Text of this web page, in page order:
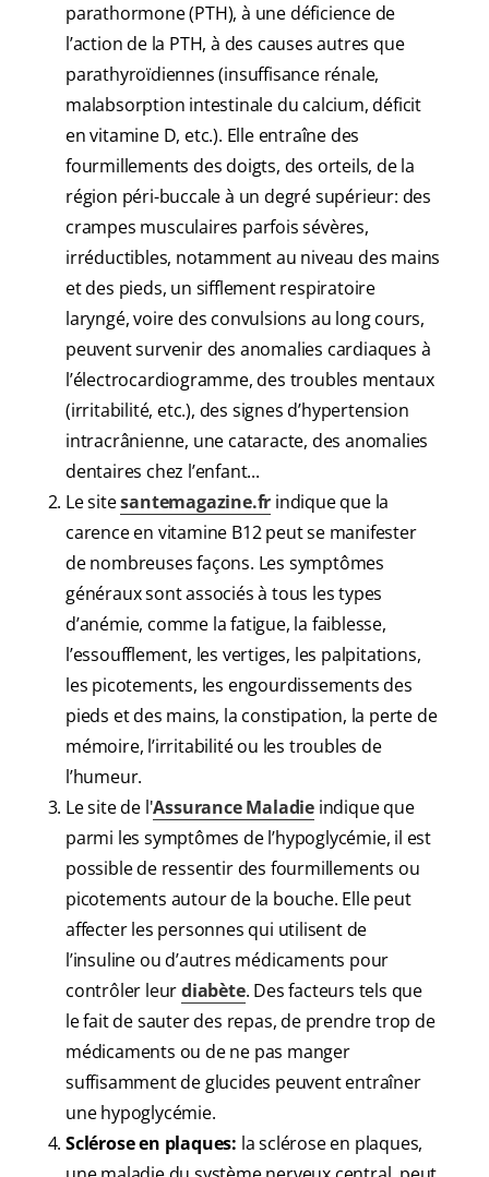
parathormone (PTH), à une déficience de
l’action de la PTH, à des causes autres que
parathyroïdiennes (insuffisance rénale,
malabsorption intestinale du calcium, déficit
en vitamine D, etc.). Elle entraîne des
fourmillements des doigts, des orteils, de la
région péri-buccale à un degré supérieur: des
crampes musculaires parfois sévères,
irréductibles, notamment au niveau des mains
et des pieds, un sifflement respiratoire
laryngé, voire des convulsions au long cours,
peuvent survenir des anomalies cardiaques à
l’électrocardiogramme, des troubles mentaux
(irritabilité, etc.), des signes d’hypertension
intracrânienne, une cataracte, des anomalies
dentaires chez l’enfant...
Le sitesantemagazine.fr indique que la
carence en vitamine B12 peut se manifester
de nombreuses façons. Les symptômes
généraux sont associés à tous les types
d’anémie, comme la fatigue, la faiblesse,
l’essoufflement, les vertiges, les palpitations,
les picotements, les engourdissements des
pieds et des mains, la constipation, la perte de
mémoire, l’irritabilité ou les troubles de
l’humeur.
Le site de l'Assurance Maladie indique que
parmi les symptômes de l’hypoglycémie, il est
possible de ressentir des fourmillements ou
picotements autour de la bouche. Elle peut
affecter les personnes qui utilisent de
l’insuline ou d’autres médicaments pour
contrôler leurdiabète. Des facteurs tels que
le fait de sauter des repas, de prendre trop de
médicaments ou de ne pas manger
suffisamment de glucides peuvent entraîner
une hypoglycémie.
Sclérose en plaques: la sclérose en plaques,